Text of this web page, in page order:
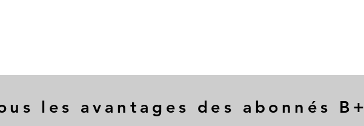
les avantages des abonnés B+